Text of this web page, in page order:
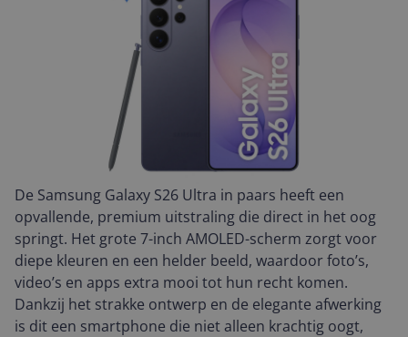
De Samsung Galaxy S26 Ultra in paars heeft een
opvallende, premium uitstraling die direct in het oog
springt. Het grote 7-inch AMOLED-scherm zorgt voor
diepe kleuren en een helder beeld, waardoor foto’s,
video’s en apps extra mooi tot hun recht komen.
Dankzij het strakke ontwerp en de elegante afwerking
is dit een smartphone die niet alleen krachtig oogt,